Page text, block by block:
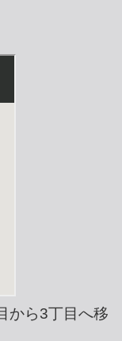
から3丁目へ移